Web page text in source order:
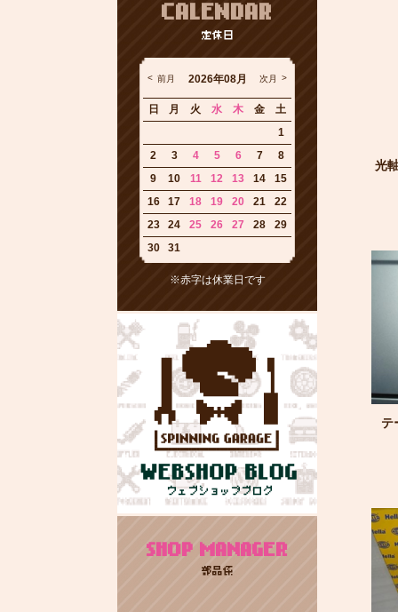
CALENDAR
定休日
2026年08月
前月 次月
日 月 火 水 木 金
土
1
2
3 4 5 6 7
8
9
10 11 12 13 14
15
16
17 18 19 20 21
22
23
24 25 26 27 28
29
30
31
※赤字は休業日です
SHOP MANAGER
部品係
光
テ